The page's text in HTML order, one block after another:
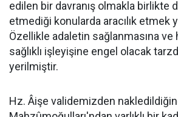
edilen bir davranış olmakla birlikte
etmediği konularda aracılık etmek
Özellikle adaletin sağlanmasına
sağlıklı işleyişine engel olacak
yerilmiştir.
Hz. Âişe validemizden